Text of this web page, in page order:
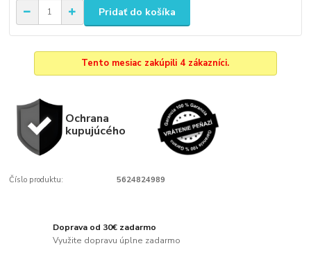
Pridať do košíka
Tento mesiac zakúpili 4 zákazníci.
Ochrana
kupujúcého
Číslo produktu: 5624824989
Doprava od 30€ zadarmo
Využite dopravu úplne zadarmo